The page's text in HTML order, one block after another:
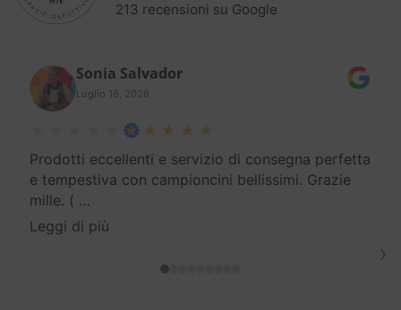
213 recensioni su Google
Sonia Salvador
Luglio 16, 2026
Prodotti eccellenti e servizio di consegna perfetta
e tempestiva con campioncini bellissimi. Grazie
mille. ( …
Leggi di più
›